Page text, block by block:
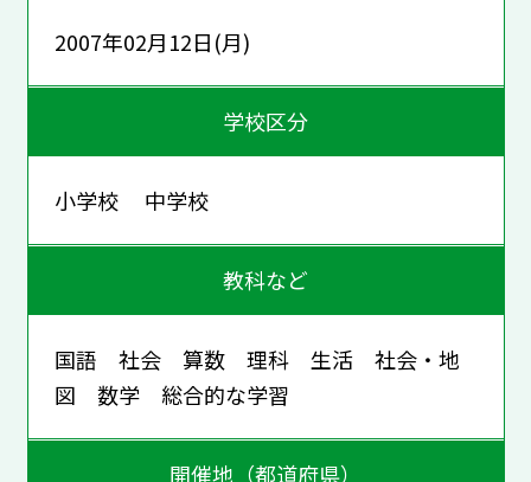
2007年02月12日(月)
学校区分
小学校 中学校
教科など
国語 社会 算数 理科 生活 社会・地
図 数学 総合的な学習
開催地（都道府県）